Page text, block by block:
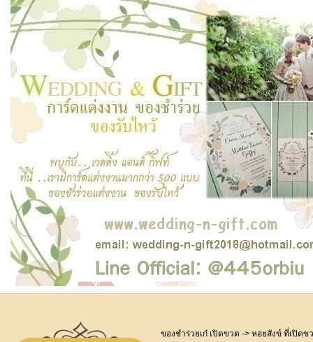
ของชำร่วยเก๋ เปิดขวด -> หอยสังข์ ที่เปิดข